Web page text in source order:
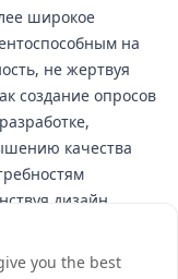
широкое
на
не жертвуя
создание опросов
качества
дизайн,
что он
тренды
you the best